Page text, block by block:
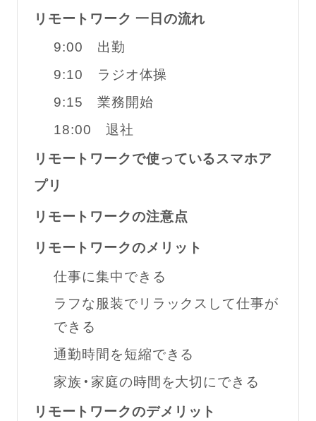
リモートワーク 一日の流れ
9:00 出勤
9:10 ラジオ体操
9:15 業務開始
18:00 退社
リモートワークで使っているスマホア
プリ
リモートワークの注意点
リモートワークのメリット
仕事に集中できる
ラフな服装でリラックスして仕事が
できる
通勤時間を短縮できる
家族・家庭の時間を大切にできる
リモートワークのデメリット